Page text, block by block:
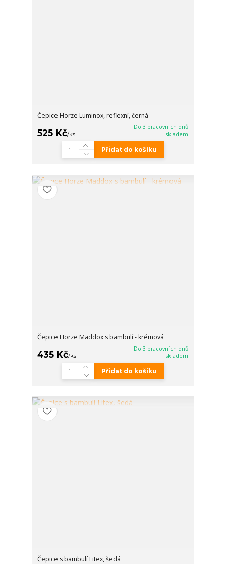
Čepice Horze Luminox, reflexní, černá
525 Kč/ks
Do 3 pracovních dnů
skladem
Přidat do košíku
Čepice Horze Maddox s bambulí - krémová
435 Kč/ks
Do 3 pracovních dnů
skladem
Přidat do košíku
Čepice s bambulí Litex, šedá